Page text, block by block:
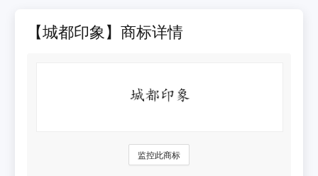
【城都印象】商标详情
监控此商标